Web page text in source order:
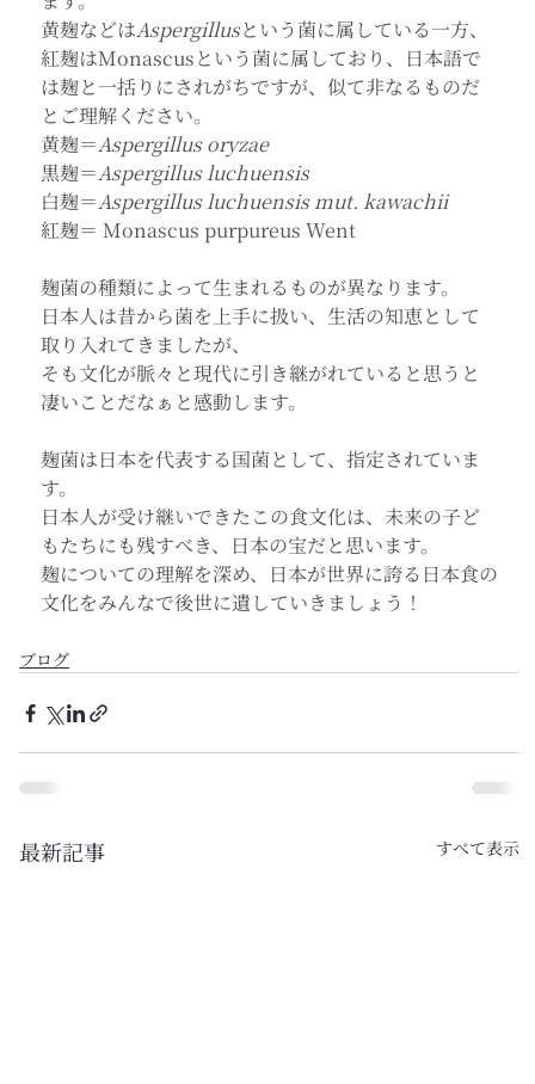
黄麹などはAspergillusという菌に属している一方、
紅麹はMonascusという菌に属しており、日本語で
は麹と一括りにされがちですが、似て非なるものだ
とご理解ください。
黄麹＝Aspergillus oryzae
黒麹＝Aspergillus luchuensis
白麹＝Aspergillus luchuensis mut. kawachii
紅麹＝ Monascus purpureus Went
麹菌の種類によって生まれるものが異なります。
日本人は昔から菌を上手に扱い、生活の知恵として
取り入れてきましたが、
そも文化が脈々と現代に引き継がれていると思うと
凄いことだなぁと感動します。
麹菌は日本を代表する国菌として、指定されていま
す。
日本人が受け継いできたこの食文化は、未来の子ど
もたちにも残すべき、日本の宝だと思います。
麹についての理解を深め、日本が世界に誇る日本食の
文化をみんなで後世に遺していきましょう！
ブログ
最新記事 すべて表示